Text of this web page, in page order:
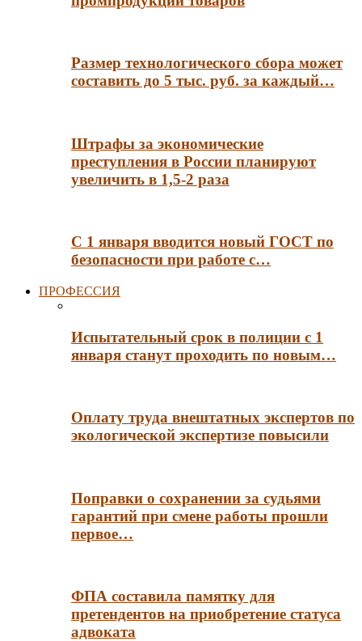
Размер технологического сбора может
составить до 5 тыс. руб. за каждый…
Штрафы за экономические
преступления в России планируют
увеличить в 1,5-2 раза
С 1 января вводится новый ГОСТ по
безопасности при работе с…
ПРОФЕССИЯ
Испытательный срок в полиции с 1
января станут проходить по новым…
Оплату труда внештатных экспертов по
экологической экспертизе повысили
Поправки о сохранении за судьями
гарантий при смене работы прошли
первое…
ФПА составила памятку для
претендентов на приобретение статуса
адвоката